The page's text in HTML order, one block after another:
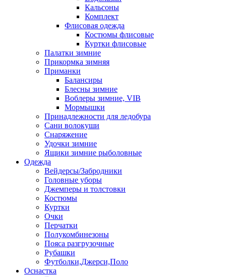
Кальсоны
Комплект
Флисовая одежда
Костюмы флисовые
Куртки флисовые
Палатки зимние
Прикормка зимняя
Приманки
Балансиры
Блесны зимние
Воблеры зимние, VIB
Мормышки
Принадлежности для ледобура
Сани волокуши
Снаряжение
Удочки зимние
Ящики зимние рыболовные
Одежда
Вейдерсы/Забродники
Головные уборы
Джемперы и толстовки
Костюмы
Куртки
Очки
Перчатки
Полукомбинезоны
Пояса разгрузочные
Рубашки
Футболки,Джерси,Поло
Оснастка